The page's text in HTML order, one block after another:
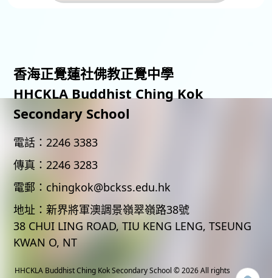
香海正覺蓮社佛教正覺中學
HHCKLA Buddhist Ching Kok
Secondary School
電話： 2246 3383
傳真： 2246 3283
電郵： chingkok@bckss.edu.hk
地址： 新界將軍澳調景嶺翠嶺路38號
38 CHUI LING ROAD, TIU KENG LENG, TSEUNG
KWAN O, NT
HHCKLA Buddhist Ching Kok Secondary School © 2026 All rights